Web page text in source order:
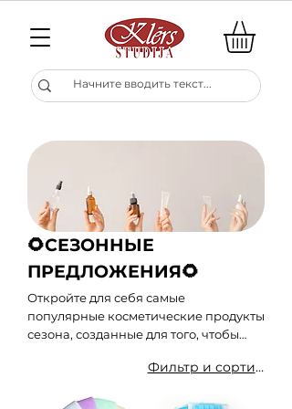
🌻СЕЗОННЫЕ
ПРЕДЛОЖЕНИЯ🌻
Откройте для себя самые
популярные косметические продукты
сезона, созданные для того, чтобы
процедуру более эффективной.
Фильтр и сортировка